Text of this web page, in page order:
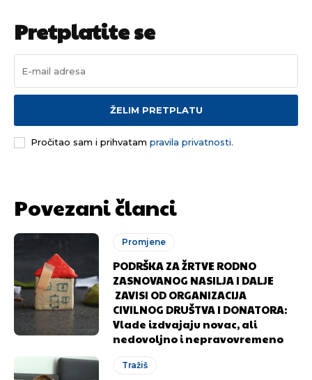
Pretplatite se
ŽELIM PRETPLATU
Pročitao sam i prihvatam pravila privatnosti.
Povezani članci
Promjene
PODRŠKA ZA ŽRTVE RODNO
ZASNOVANOG NASILJA I DALJE
ZAVISI OD ORGANIZACIJA
CIVILNOG DRUŠTVA I DONATORA:
Vlade izdvajaju novac, ali
nedovoljno i nepravovremeno
Tražiš